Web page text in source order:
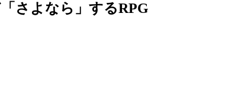
さよなら」するRPG